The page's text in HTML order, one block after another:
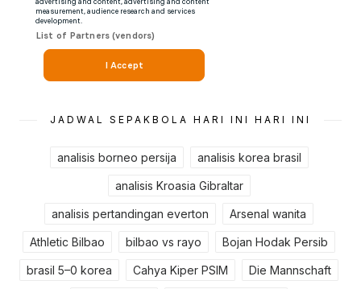
JADWAL SEPAKBOLA HARI INI HARI INI
analisis borneo persija analisis korea brasil
analisis Kroasia Gibraltar
analisis pertandingan everton Arsenal wanita
Athletic Bilbao bilbao vs rayo Bojan Hodak Persib
brasil 5–0 korea Cahya Kiper PSIM Die Mannschaft